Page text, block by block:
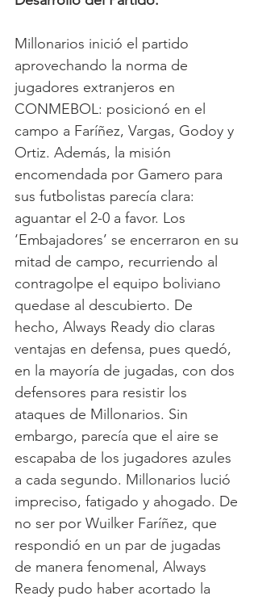
Millonarios inició el partido
aprovechando la norma de
jugadores extranjeros en
CONMEBOL: posicionó en el
campo a Faríñez, Vargas, Godoy y
Ortiz. Además, la misión
encomendada por Gamero para
sus futbolistas parecía clara:
aguantar el 2-0 a favor. Los
‘Embajadores’ se encerraron en su
mitad de campo, recurriendo al
contragolpe el equipo boliviano
quedase al descubierto. De
hecho, Always Ready dio claras
ventajas en defensa, pues quedó,
en la mayoría de jugadas, con dos
defensores para resistir los
ataques de Millonarios. Sin
embargo, parecía que el aire se
escapaba de los jugadores azules
a cada segundo. Millonarios lució
impreciso, fatigado y ahogado. De
no ser por Wuilker Faríñez, que
respondió en un par de jugadas
de manera fenomenal, Always
Ready pudo haber acortado la